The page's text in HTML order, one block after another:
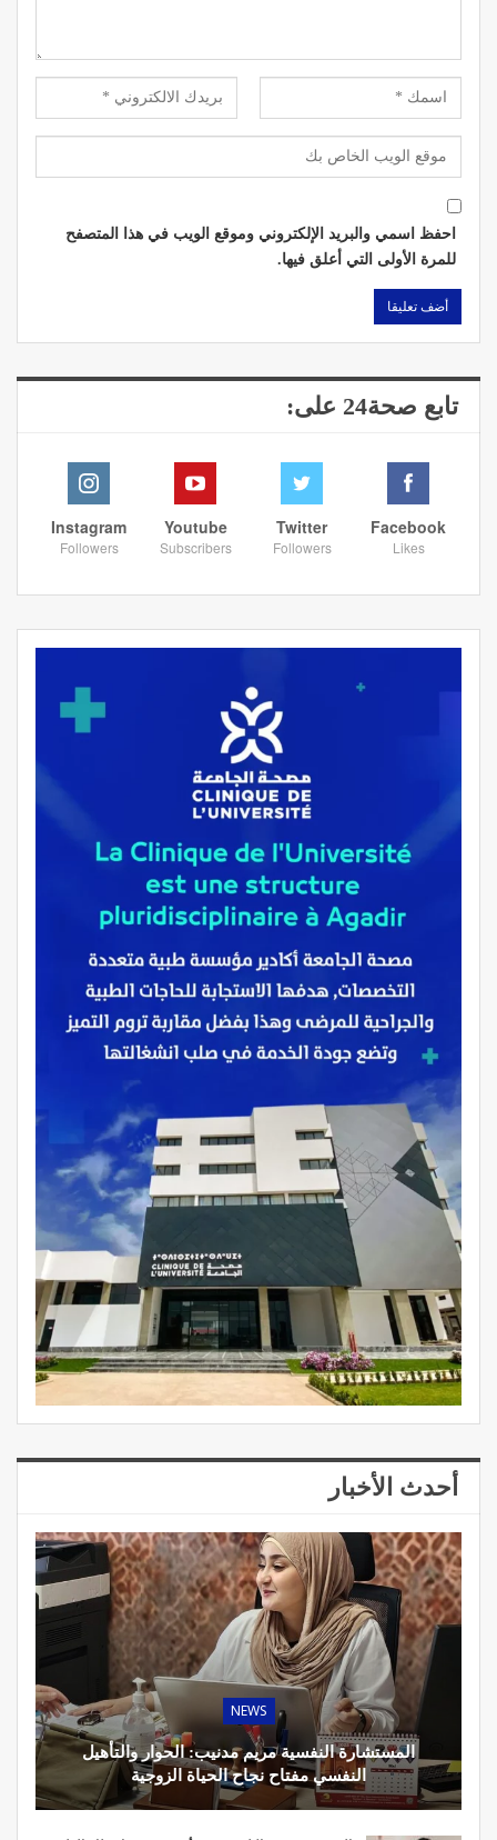
احفظ اسمي والبريد الإلكتروني وموقع الويب في هذا المتصفح
للمرة الأولى التي أعلق فيها.
تابع صحة24 على:
Facebook
Likes
Twitter
Followers
Youtube
Subscribers
Instagram
Followers
أحدث الأخبار
NEWS
المستشارة النفسية مريم مدنيب: الحوار والتأهيل
النفسي مفتاح نجاح الحياة الزوجية